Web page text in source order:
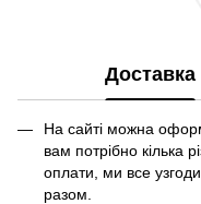
Доставка
На сайті можна
вам потрібно кілька
оплати, ми все
разом.